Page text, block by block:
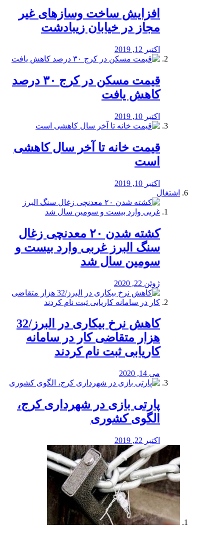
افزایش ساخت وسازهای غیر
مجاز در خیابان زیبادشت
اکتبر 12, 2019
️قیمت مسکن در کرج ۳۰ درصد
کاهش یافت
اکتبر 10, 2019
قیمت خانه تا آخر سال کاهشی
است
اکتبر 10, 2019
اشتغال
کشته شدن ۲۰ معدنچی زغال
سنگ البرز غربی وارد بیست و
سومین سال شد
ژوئن 22, 2020
کاهش نرخ بیکاری در البرز/32
هزار متقاضی کار در سامانه
کاریابی ثبت نام کردند
می 14, 2020
پارتی بازی در شهرداری کرج،
الگوی کشوری
اکتبر 22, 2019